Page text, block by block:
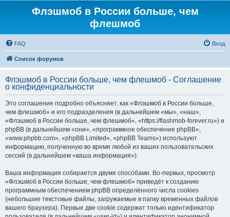
Флэшмоб в России больше, чем
флешмоб
FAQ Вход
Список форумов
Флэшмоб в России больше, чем флешмоб - Соглашение
о конфиденциальности
Это соглашение подробно объясняет, как «Флэшмоб в России больше,
чем флешмоб» и его подразделения (в дальнейшем «мы», «наш»,
«Флэшмоб в России больше, чем флешмоб», «https://flashmob-forever.ru») и
phpBB (в дальнейшем «они», «программное обеспечение phpBB»,
«www.phpbb.com», «phpBB Limited», «phpBB Teams») используют
информацию, полученную во время любой из ваших пользовательских
сессий (в дальнейшем «ваша информация»).
Ваша информация собирается двумя способами. Во-первых, просмотр
«Флэшмоб в России больше, чем флешмоб» приведёт к созданию
программным обеспечением phpBB определённого числа cookies
(небольшие текстовые файлы, загружаемые в папку временных файлов
вашего браузера). Первые две cookie содержат только идентификатор